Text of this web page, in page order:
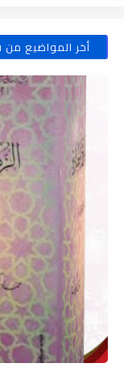
أخر المواضيع من